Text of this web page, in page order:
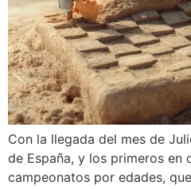
Con la llegada del mes de
de España, y los primeros en
campeonatos por edades,